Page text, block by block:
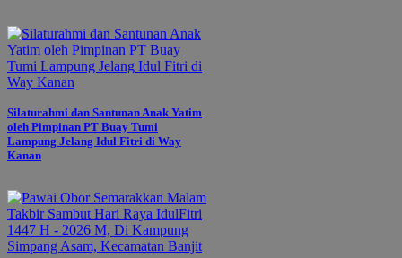
Silaturahmi dan Santunan Anak Yatim
oleh Pimpinan PT Buay Tumi
Lampung Jelang Idul Fitri di Way
Kanan